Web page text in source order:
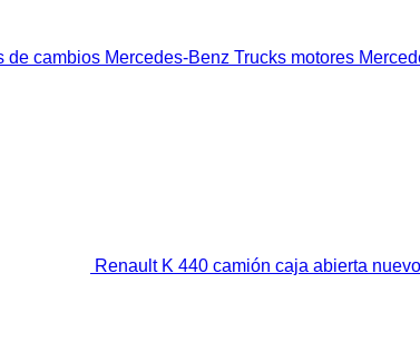
de cambios Mercedes-Benz Trucks motores
Renault K 440 camión caja abierta nuevo